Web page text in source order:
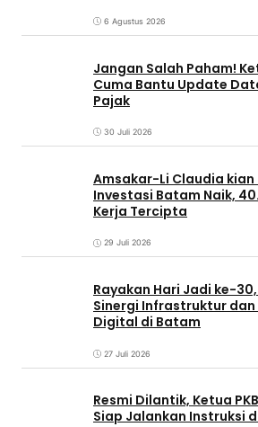
6 Agustus 2026
Jangan Salah Paham!
Cuma Bantu Update
Pajak
30 Juli 2026
Amsakar-Li Claudia
Investasi Batam Naik,
Kerja Tercipta
29 Juli 2026
Rayakan Hari Jadi ke-30,
Sinergi Infrastruktur
Digital di Batam
27 Juli 2026
Resmi Dilantik, Ketua
Siap Jalankan Instruksi